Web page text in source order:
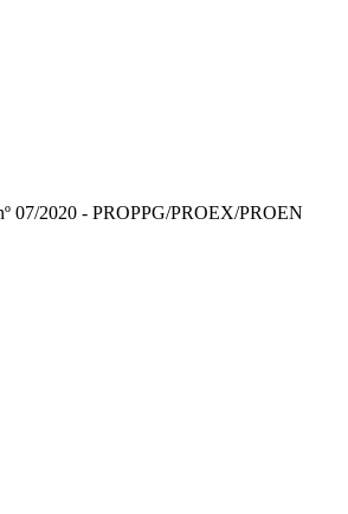
07/2020 - PROPPG/PROEX/PROEN